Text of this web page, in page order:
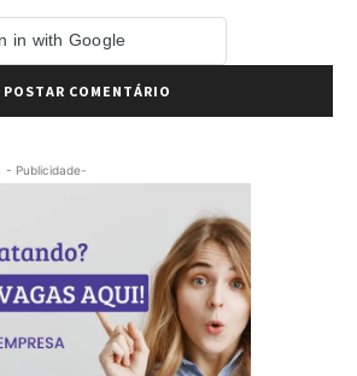
in with Google
- Publicidade-